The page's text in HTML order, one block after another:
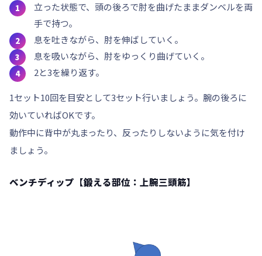
立った状態で、頭の後ろで肘を曲げたままダンベルを両
手で持つ。
息を吐きながら、肘を伸ばしていく。
息を吸いながら、肘をゆっくり曲げていく。
2と3を繰り返す。
1セット10回を目安として3セット行いましょう。腕の後ろに
効いていればOKです。
動作中に背中が丸まったり、反ったりしないように気を付け
ましょう。
ベンチディップ【鍛える部位：上腕三頭筋】